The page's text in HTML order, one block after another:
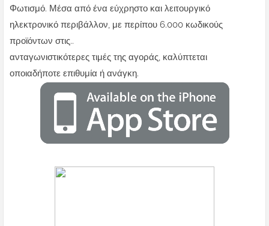
Φωτισμό. Μέσα από ένα εύχρηστο και λειτουργικό
ηλεκτρονικό περιβάλλον, με περίπου 6.000 κωδικούς
προϊόντων στις..
ανταγωνιστικότερες τιμές της αγοράς, καλύπτεται
οποιαδήποτε επιθυμία ή ανάγκη.